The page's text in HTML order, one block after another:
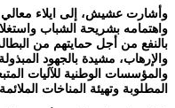
وأشارت عشيش، إلى ايلاء
واهتمامه بشريحة الشباب
بالنفع من أجل حمايتهم من
والإرهاب، مشيدة بالجهود
والمؤسسات الوطنية للآليات
المطلوبة وتهيئة المناخات